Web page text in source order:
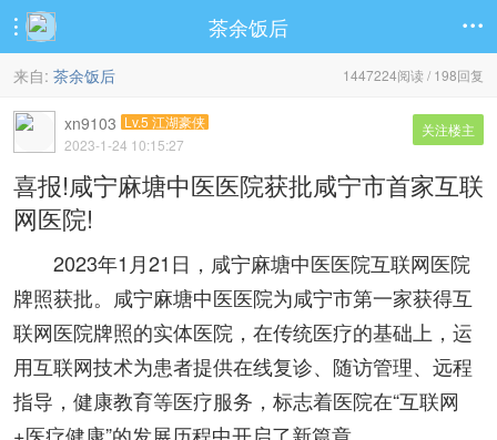
 茶余饭后 
1447224阅读 / 198回复
来自: 茶余饭后
关注楼主
xn9103 Lv.5 江湖豪侠
2023-1-24 10:15:27
喜报!咸宁麻塘中医医院获批咸宁市首家互联
网医院!
2023年1月21日，咸宁麻塘中医医院互联网医院
牌照获批。咸宁麻塘中医医院为咸宁市第一家获得互
联网医院牌照的实体医院，在传统医疗的基础上，运
用互联网技术为患者提供在线复诊、随访管理、远程
指导，健康教育等医疗服务，标志着医院在“互联网